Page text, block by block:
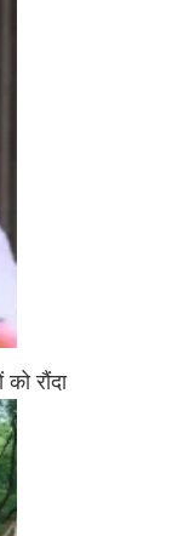
रौंदा